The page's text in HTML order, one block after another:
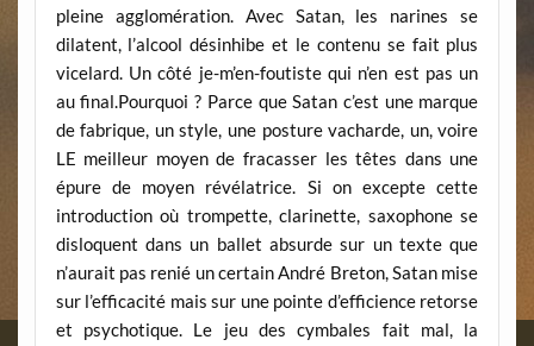
pleine agglomération. Avec Satan, les narines se
dilatent, l’alcool désinhibe et le contenu se fait plus
vicelard. Un côté je-m’en-foutiste qui n’en est pas un
au final.Pourquoi ? Parce que Satan c’est une marque
de fabrique, un style, une posture vacharde, un, voire
LE meilleur moyen de fracasser les têtes dans une
épure de moyen révélatrice. Si on excepte cette
introduction où trompette, clarinette, saxophone se
disloquent dans un ballet absurde sur un texte que
n’aurait pas renié un certain André Breton, Satan mise
sur l’efficacité mais sur une pointe d’efficience retorse
et psychotique. Le jeu des cymbales fait mal, la